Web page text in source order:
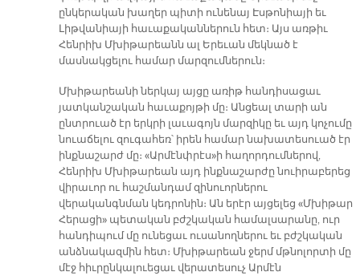
ընկերական խաղեր պիտի ունենայ Էսթոնիայի եւ
Լիթվանիայի հաւաքականներուն հետ։ Այս առթիւ
Հենրիխ Մխիթարեանն ալ Երեւան մեկնած է
մասնակցելու համար մարզումներուն։
Մխիթարեանի ներկայ այցը առիթ հանդիսացաւ
յատկանշական հաւաքոյթի մը։ Անցեալ տարի ան
ընտրուած էր երկրի լաւագոյն մարզիկը եւ այդ կոչումը
նուաճելու զուգահեռ՝ իրեն համար նախատեսուած էր
ինքնաշարժ մը։ «Արմէնփրէս»ի հաղորդումներով,
Հենրիխ Մխիթարեան այդ ինքնաշարժը նուիրաբերեց
վիրաւոր ու հաշմանդամ զինուորներու
վերականգնման կեդրոնին։ Ան երէր այցելեց «Մխիթար
Հերացի» պետական բժշկական համալսարանը, ուր
հանդիպում մը ունեցաւ ուսանողներու եւ բժշկական
անձնակազմին հետ։ Մխիթարեան ջերմ մթնոլորտի մը
մէջ հիւրընկալուեցաւ վերատեսուչ Արմէն